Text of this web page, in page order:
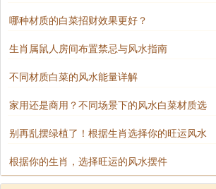
哪种材质的白菜招财效果更好？
生肖属鼠人房间布置禁忌与风水指南
不同材质白菜的风水能量详解
家用还是商用？不同场景下的风水白菜材质选
别再乱摆绿植了！根据生肖选择你的旺运风水
根据你的生肖，选择旺运的风水摆件